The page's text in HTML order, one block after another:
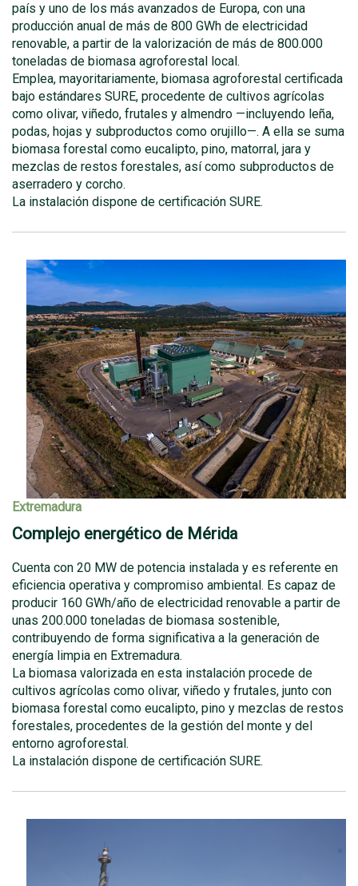
país y uno de los más avanzados de Europa, con una
producción anual de más de 800 GWh de electricidad
renovable, a partir de la valorización de más de 800.000
toneladas de biomasa agroforestal local.
Emplea, mayoritariamente, biomasa agroforestal certificada
bajo estándares SURE, procedente de cultivos agrícolas
como olivar, viñedo, frutales y almendro —incluyendo leña,
podas, hojas y subproductos como orujillo—. A ella se suma
biomasa forestal como eucalipto, pino, matorral, jara y
mezclas de restos forestales, así como subproductos de
aserradero y corcho.
La instalación dispone de certificación SURE.
Extremadura
Complejo energético de Mérida
Cuenta con 20 MW de potencia instalada y es referente en
eficiencia operativa y compromiso ambiental. Es capaz de
producir 160 GWh/año de electricidad renovable a partir de
unas 200.000 toneladas de biomasa sostenible,
contribuyendo de forma significativa a la generación de
energía limpia en Extremadura.
La biomasa valorizada en esta instalación procede de
cultivos agrícolas como olivar, viñedo y frutales, junto con
biomasa forestal como eucalipto, pino y mezclas de restos
forestales, procedentes de la gestión del monte y del
entorno agroforestal.
La instalación dispone de certificación SURE.